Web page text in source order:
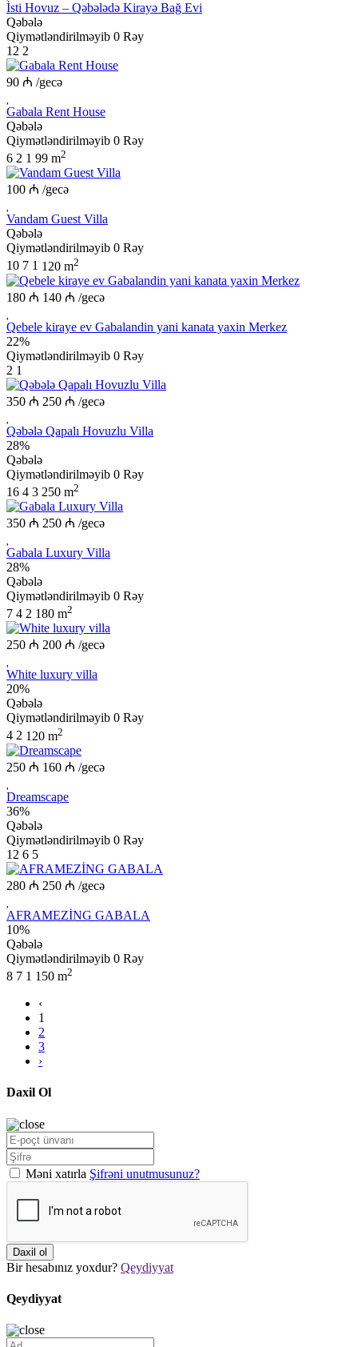
İsti Hovuz – Qəbələdə Kirayə Bağ Evi
Qəbələ
Qiymətləndirilməyib 0 Rəy
12 2
90 ₼ /gecə
Gabala Rent House
Qəbələ
Qiymətləndirilməyib 0 Rəy
6 2 1 99 m2
100 ₼ /gecə
Vandam Guest Villa
Qəbələ
Qiymətləndirilməyib 0 Rəy
10 7 1 120 m2
180 ₼ 140 ₼ /gecə
Qebele kiraye ev Gabalandin yani kanata yaxin Merkez
22%
Qiymətləndirilməyib 0 Rəy
2 1
350 ₼ 250 ₼ /gecə
Qəbələ Qapalı Hovuzlu Villa
28%
Qəbələ
Qiymətləndirilməyib 0 Rəy
16 4 3 250 m2
350 ₼ 250 ₼ /gecə
Gabala Luxury Villa
28%
Qəbələ
Qiymətləndirilməyib 0 Rəy
7 4 2 180 m2
250 ₼ 200 ₼ /gecə
White luxury villa
20%
Qəbələ
Qiymətləndirilməyib 0 Rəy
4 2 120 m2
250 ₼ 160 ₼ /gecə
Dreamscape
36%
Qəbələ
Qiymətləndirilməyib 0 Rəy
12 6 5
280 ₼ 250 ₼ /gecə
AFRAMEZİNG GABALA
10%
Qəbələ
Qiymətləndirilməyib 0 Rəy
8 7 1 150 m2
‹
1
2
3
›
Daxil Ol
Məni xatırla Şifrəni unutmusunuz?
Daxil ol
Bir hesabınız yoxdur? Qeydiyyat
Qeydiyyat